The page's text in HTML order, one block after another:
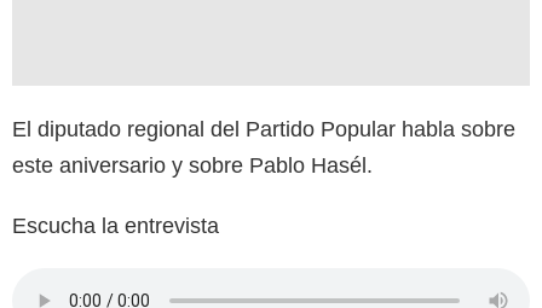
El diputado regional del Partido Popular habla sobre
este aniversario y sobre Pablo Hasél.
Escucha la entrevista